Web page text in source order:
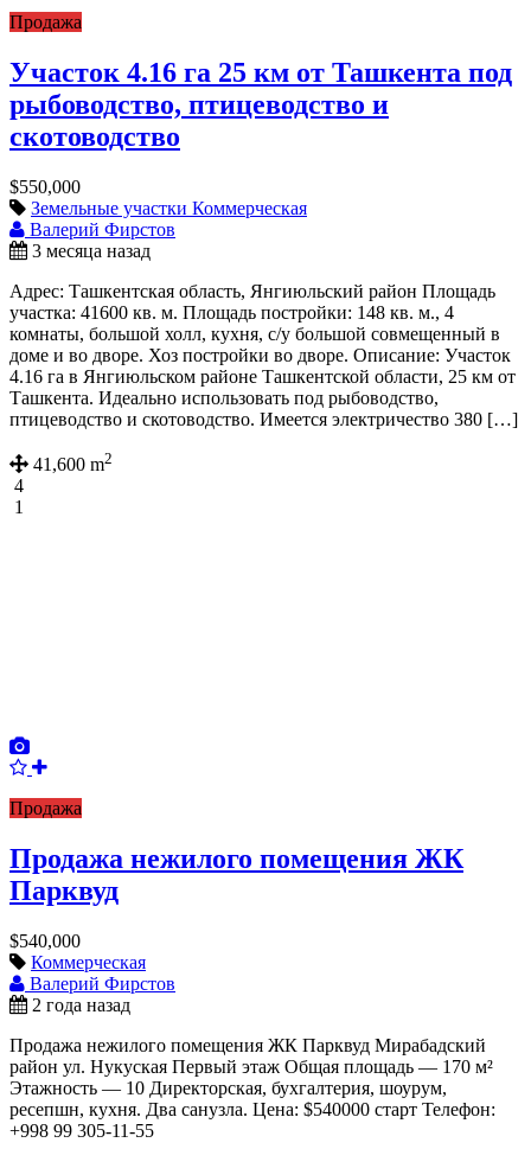
Продажа
Участок 4.16 га 25 км от Ташкента под
рыбоводство, птицеводство и
скотоводство
$550,000
Земельные участки Коммерческая
Валерий Фирстов
3 месяца назад
Адрес: Ташкентская область, Янгиюльский район Площадь
участка: 41600 кв. м. Площадь постройки: 148 кв. м., 4
комнаты, большой холл, кухня, с/у большой совмещенный в
доме и во дворе. Хоз постройки во дворе. Описание: Участок
4.16 га в Янгиюльском районе Ташкентской области, 25 км от
Ташкента. Идеально использовать под рыбоводство,
птицеводство и скотоводство. Имеется электричество 380 […]
41,600 m2
4
1
Продажа
Продажа нежилого помещения ЖК
Парквуд
$540,000
Коммерческая
Валерий Фирстов
2 года назад
Продажа нежилого помещения ЖК Парквуд Мирабадский
район ул. Нукуская Первый этаж Общая площадь — 170 м²
Этажность — 10 Директорская, бухгалтерия, шоурум,
ресепшн, кухня. Два санузла. Цена: $540000 старт Телефон:
+998 99 305-11-55